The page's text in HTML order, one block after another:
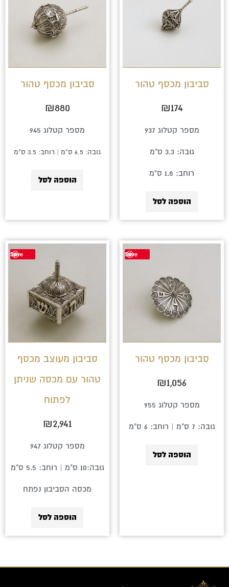
סביבון מכסף טהור
₪174
מספר קטלוג 937
גובה: 3.3 ס"מ
רוחב: 1.8 ס"מ
הוספה לסל
סביבון מכסף טהור
₪880
מספר קטלוג 945
גובה: 6.5 ס"מ | רוחב: 3.5 ס"מ
הוספה לסל
Save
סביבון מכסף טהור
₪1,056
מספר קטלוג 955
גובה: 7 ס"מ | רוחב: 6 ס"מ
הוספה לסל
Save
סביבון מעוצב מכסף
טהור עם מכסה שניתן
לפתוח
₪2,941
מספר קטלוג 947
גובה:10 ס"מ | רוחב: 5.5 ס"מ
מכסה הסביבון נפתח
הוספה לסל